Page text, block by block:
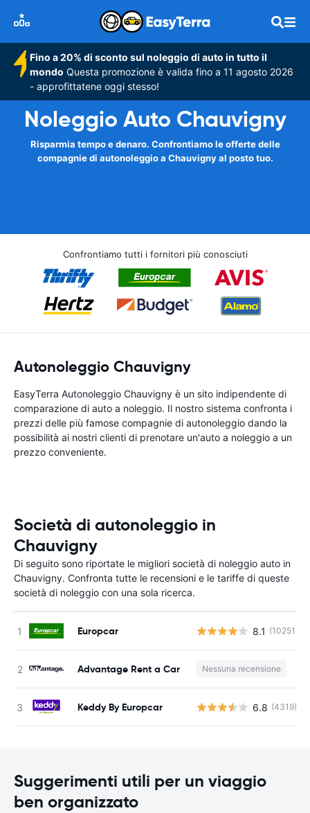
Fino a 20% di sconto sul noleggio di auto in tutto il
mondo Questa promozione è valida fino a 11 agosto 2026
- approfittatene oggi stesso!
Noleggio Auto Chauvigny
Risparmia tempo e denaro. Confrontiamo le offerte delle
compagnie di autonoleggio a Chauvigny al posto tuo.
Confrontiamo tutti i fornitori più conosciuti
Autonoleggio Chauvigny
EasyTerra Autonoleggio Chauvigny è un sito indipendente di
comparazione di auto a noleggio. Il nostro sistema confronta i
prezzi delle più famose compagnie di autonoleggio dando la
possibilità ai nostri clienti di prenotare un'auto a noleggio a un
prezzo conveniente.
Società di autonoleggio in
Chauvigny
Di seguito sono riportate le migliori società di noleggio auto in
Chauvigny. Confronta tutte le recensioni e le tariffe di queste
società di noleggio con una sola ricerca.
Europcar 8.1 (10251)
Advantage Rent a Car Nessuna recensione
Keddy By Europcar 6.8 (4319)
Suggerimenti utili per un viaggio
ben organizzato